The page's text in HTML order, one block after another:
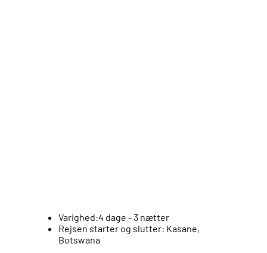
Varighed:4 dage - 3 nætter
Rejsen starter og slutter: Kasane,
Botswana